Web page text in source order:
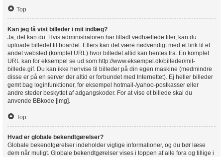
Top
Kan jeg få vist billeder i mit indlæg?
Ja, det kan du. Hvis administratoren har tilladt vedhæftede filer, kan du
uploade billedet til boardet. Ellers kan det være nødvendigt med et link til et
andet websted (komplet URL) hvor billedet altid kan hentes fra. En komplet
URL kan for eksempel se ud som http://www.eksempel.dk/billeder/mit-
billede.gif. Du kan ikke henvise til billeder på din egen maskine (medmindre
disse er på en server der altid er forbundet med Internettet). Ej heller billeder
gemt bag loginfunktioner, for eksempel hotmail-/yahoo-postkasser eller
andre steder beskyttet af adgangskoder. For at vise et billede skal du
anvende BBkode [img].
Top
Hvad er globale bekendtgørelser?
Globale bekendtgørelser indeholder vigtige informationer, og du bør læse
dem når muligt. Globale bekendtgørelser vises i toppen af alle fora og tillige i